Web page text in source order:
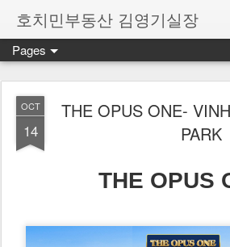
호치민부동산 김영기실장
Pages
OCT
14
THE OPUS ONE-
PARK
THE OPUS